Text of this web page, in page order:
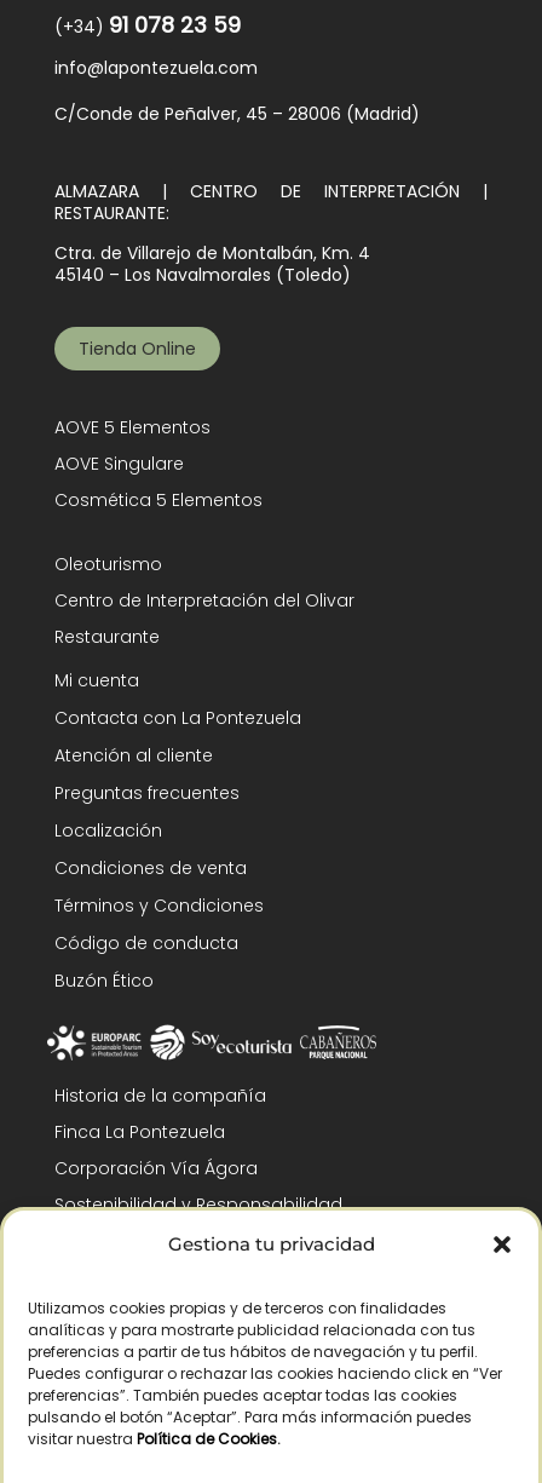
Gestiona tu privacidad
Utilizamos cookies propias y de terceros con finalidades
analíticas y para mostrarte publicidad relacionada con tus
preferencias a partir de tus hábitos de navegación y tu perfil.
Puedes configurar o rechazar las cookies haciendo click en “Ver
preferencias”. También puedes aceptar todas las cookies
pulsando el botón “Aceptar”. Para más información puedes
visitar nuestra Política de Cookies.
(+34) 91 078 23 59
info@lapontezuela.com
C/Conde de Peñalver, 45 – 28006 (Madrid)
ALMAZARA | CENTRO DE INTERPRETACIÓN |
RESTAURANTE:
Ctra. de Villarejo de Montalbán, Km. 4
45140 – Los Navalmorales (Toledo)
Tienda Online
AOVE 5 Elementos
AOVE Singulare
Cosmética 5 Elementos
Oleoturismo
Centro de Interpretación del Olivar
Restaurante
Mi cuenta
Contacta con La Pontezuela
Atención al cliente
Preguntas frecuentes
Localización
Condiciones de venta
Términos y Condiciones
Código de conducta
Buzón Ético
Historia de la compañía
Finca La Pontezuela
Corporación Vía Ágora
Sostenibilidad y Responsabilidad
RSC y Fundación Gómez-Pintado
Reconocimientos